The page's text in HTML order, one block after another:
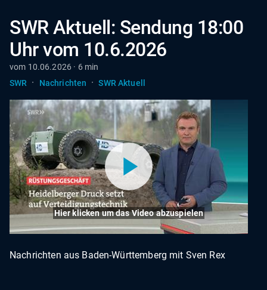
SWR Aktuell: Sendung 18:00
Uhr vom 10.6.2026
vom 10.06.2026 · 6 min
SWR
· Nachrichten · SWR Aktuell
Hier klicken um das Video abzuspielen
Nachrichten aus Baden-Württemberg mit Sven Rex